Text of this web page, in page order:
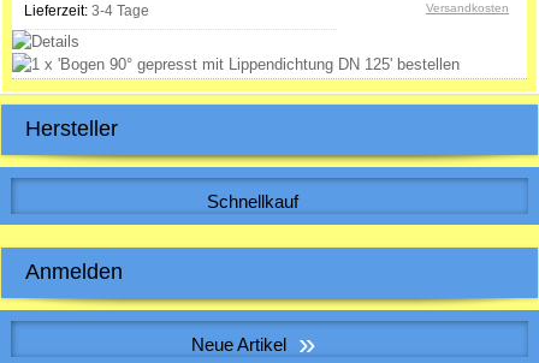
Lieferzeit: 3-4 Tage
Versandkosten
Hersteller
Schnellkauf
Anmelden
E-Mail-Adresse:
Neue Artikel »